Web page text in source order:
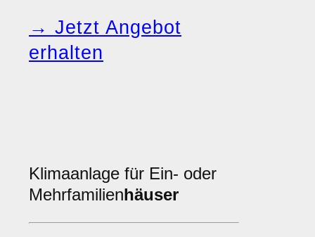
→ Jetzt Angebot
erhalten
Klimaanlage für Ein- oder
Mehrfamilienhäuser